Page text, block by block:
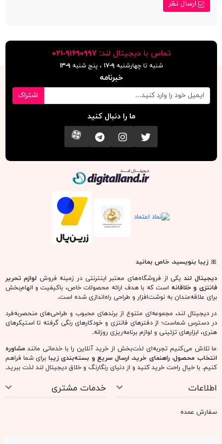
ارسال نظر
تماس با دیجیتال لند:٩١۶٩٠٩٩٧-٠٢١
شنبه تا چهارشنبه۹-۱۷ ، پنج شنبه۹-١٣
خبرنامه
اشتراک
ما را دنبال کنید
تویتر اینستاگرامکانال تلگرام
آپارات
🎀زیبا بنویسید، خاص بمانید
دیجیتال لند یکی از فروشگاه‌های معتبر اینترنتی در زمینه فروش لوازم تحریر
فانتزی و خلاقانه است که با هدف ارائه محصولات خاص، باکیفیت و الهام‌بخش
برای علاقه‌مندان به نوشت‌افزار و طراحی راه‌اندازی شده است.
در دیجیتال لند، مجموعه‌ای متنوع از برندهای محبوب و طراحی‌های منحصربه‌فرد
در دسترس شماست؛ از دفترهای فانتزی و خودکارهای رنگی گرفته تا استیکرهای
هنری، ابزارهای تزئینی و لوازم برنامه‌ریزی روزانه.
ما تلاش می‌کنیم تجربه‌ای لذت‌بخش از خرید آنلاین را با خدماتی مانندمشاوره
انتخاب محصول، راهنمای خرید، ارسال سریع و بسته‌بندی زیبا برای شما فراهم
کنیم. با خیال راحت خرید کنید و از دنیای رنگارنگ و خلاق دیجیتال لند لذت ببرید.
اطلاعات خدمات مشتری
سفارش عمده